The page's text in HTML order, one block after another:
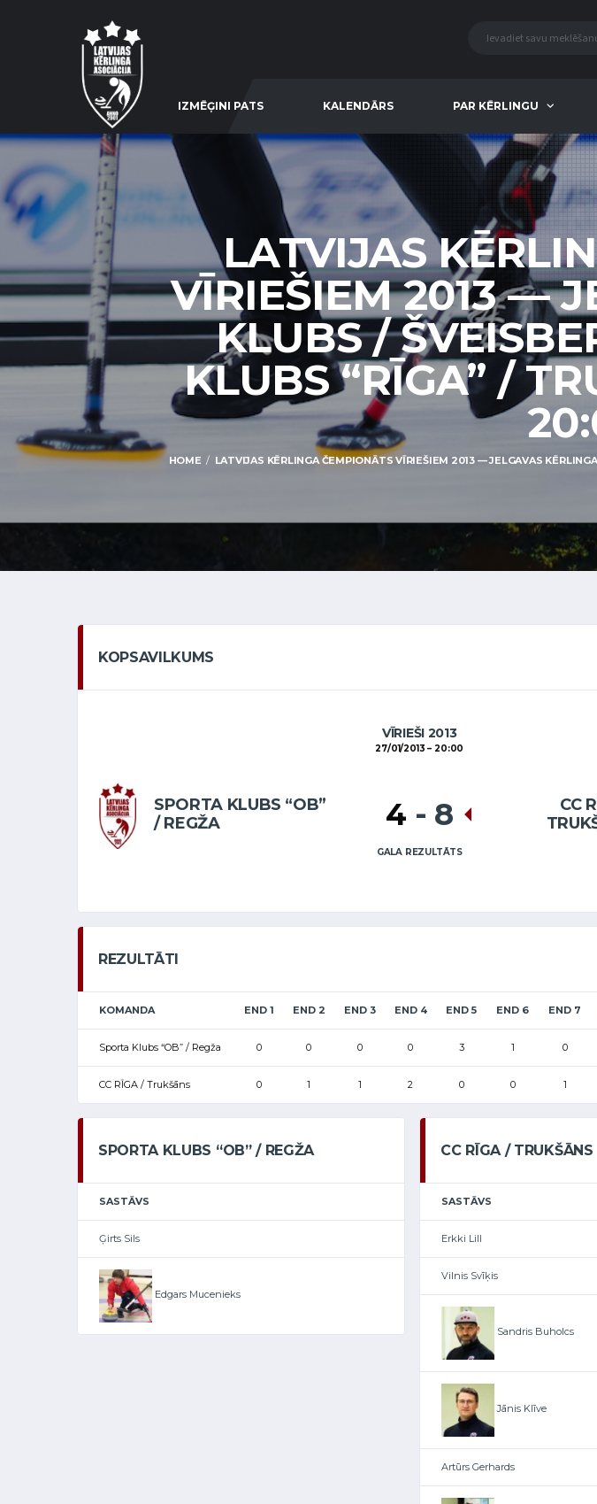
IZMĒĢINI PATS KALENDĀRS PAR KĒRLINGU
LATVIJAS
VĪRIEŠIEM 2013 —
KLUBS /
KLUBS “RĪGA” /
HOME LATVIJAS KĒRLINGA ČEMPIONĀTS VĪRIEŠIEM 2013 — JELGAVAS
KOPSAVILKUMS
VĪRIEŠI 2013
27/01/2013 20:00
SPORTA KLUBS “OB”
/ REGŽA
CC
4 - 8
GALA REZULTĀTS
REZULTĀTI
KOMANDA END 1 END 2 END 3 END 4 END 5 END 6 END 7
Sporta Klubs “OB” / Regža 0 0 0 0 3 1 0
CC RĪGA / Trukšāns 0 1 1 2 0 0 1
SPORTA KLUBS “OB” / REGŽA
SASTĀVS
Ģirts Sils
Edgars Mucenieks
CC RĪGA / TRUKŠĀNS
SASTĀVS
Erkki Lill
Vilnis Svīķis
Sandris Buholcs
Jānis Klīve
Artūrs Gerhards